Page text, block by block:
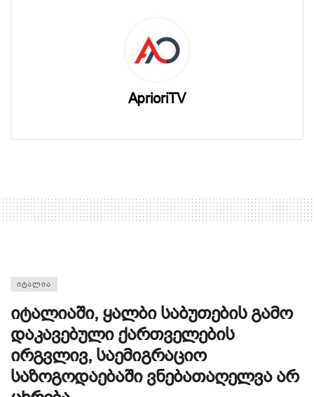
AprioriTV
ᲘᲢᲐᲚᲘᲐ
იტალიაში, ყალბი საბუთების გამო
დაკავებული ქართველების
ირგვლივ, საემიგრაციო
საზოგოდაებაში ვნებათაღელვა არ